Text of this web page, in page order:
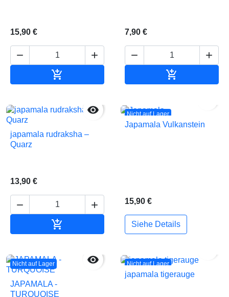
15,90 €
 

7,90 €
 


japamala rudraksha –
Quarz
13,90 €
 

Nicht auf Lager
Japamala Vulkanstein
15,90 €
Siehe Details
Nicht auf Lager 
JAPAMALA -
TURQUOISE
Nicht auf Lager
japamala tigerauge